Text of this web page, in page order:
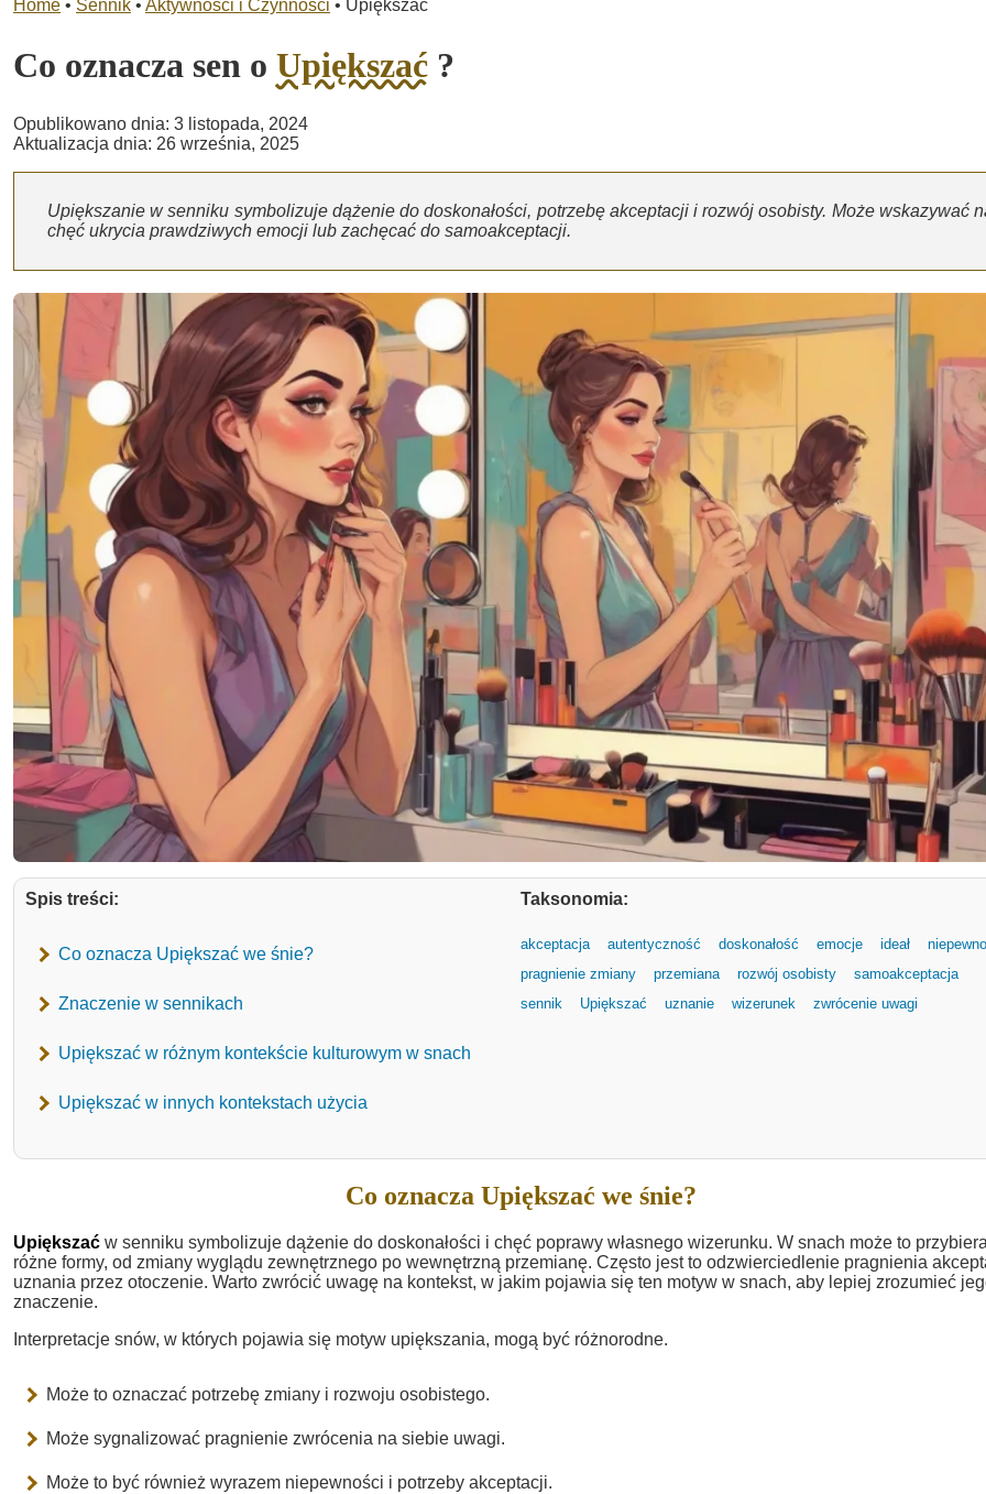
Home • Sennik • Aktywności i Czynności • Upiększać
Co oznacza sen o Upiększać ?
Opublikowano dnia: 3 listopada, 2024
Aktualizacja dnia: 26 września, 2025
Upiększanie w senniku symbolizuje dążenie do doskonałości, potrzebę akceptacji i rozwój osobisty. Może wskazywać
chęć ukrycia prawdziwych emocji lub zachęcać do samoakceptacji.
Spis treści:
Co oznacza Upiększać we śnie?
Znaczenie w sennikach
Upiększać w różnym kontekście kulturowym w snach
Upiększać w innych kontekstach użycia
Taksonomia:
akceptacja autentyczność doskonałość emocje ideał
pragnienie zmiany
przemiana rozwój osobisty
samoakceptacja
sennik
Upiększać uznanie wizerunek zwrócenie uwagi
Co oznacza Upiększać we śnie?
Upiększać w senniku symbolizuje dążenie do doskonałości i chęć poprawy własnego wizerunku. W snach może to
różne formy, od zmiany wyglądu zewnętrznego po wewnętrzną przemianę. Często jest to odzwierciedlenie pragnienia
uznania przez otoczenie. Warto zwrócić uwagę na kontekst, w jakim pojawia się ten motyw w snach, aby lepiej zrozumieć
znaczenie.
Interpretacje snów, w których pojawia się motyw upiększania, mogą być różnorodne.
Może to oznaczać potrzebę zmiany i rozwoju osobistego.
Może sygnalizować pragnienie zwrócenia na siebie uwagi.
Może to być również wyrazem niepewności i potrzeby akceptacji.